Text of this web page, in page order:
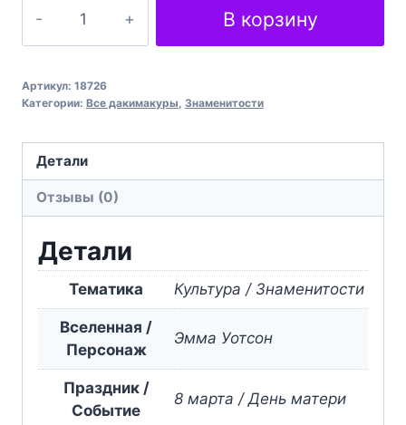
Вотсон
Emma
В корзину
Артикул: 18726
Категории: Все дакимакуры, Знаменитости
Детали
Отзывы (0)
Детали
Тематика Культура / Знаменитости
Вселенная /
Персонаж
Эмма Уотсон
Праздник /
Событие
8 марта / День матери